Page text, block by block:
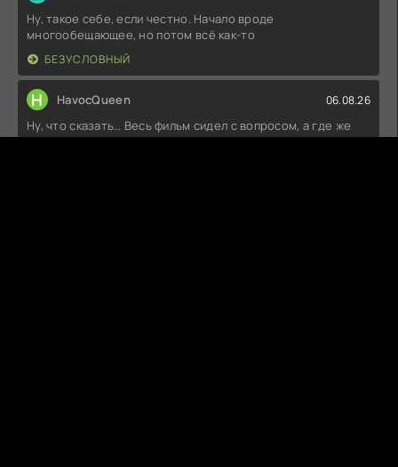
Ну, такое себе, если честно. Начало вроде
многообещающее, но потом всё как-то
БЕЗУСЛОВНЫЙ
H HavocQueen 06.08.26
Ну, что сказать… Весь фильм сидел с вопросом, а где же
тот драйв? Актёры,